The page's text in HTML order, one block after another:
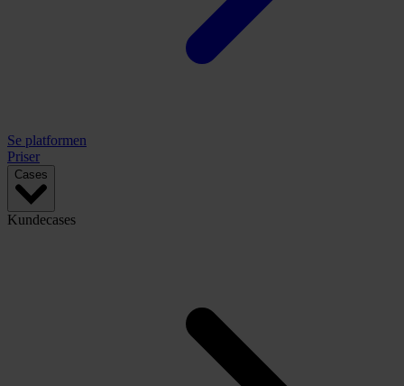
Se platformen
Priser
Cases
Kundecases